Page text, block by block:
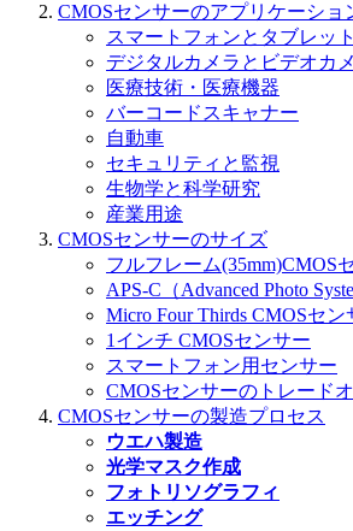
CMOSセンサーのアプリケーショ
スマートフォンとタブレット
デジタルカメラとビデオカ
医療技術・医療機器
バーコードスキャナー
自動車
セキュリティと監視
生物学と科学研究
産業用途
CMOSセンサーのサイズ
フルフレーム(35mm)CMOS
APS-C（Advanced Photo
Micro Four Thirds CMOSセン
1インチ CMOSセンサー
スマートフォン用センサー
CMOSセンサーのトレード
CMOSセンサーの製造プロセス
ウエハ製造
光学マスク作成
フォトリソグラフィ
エッチング